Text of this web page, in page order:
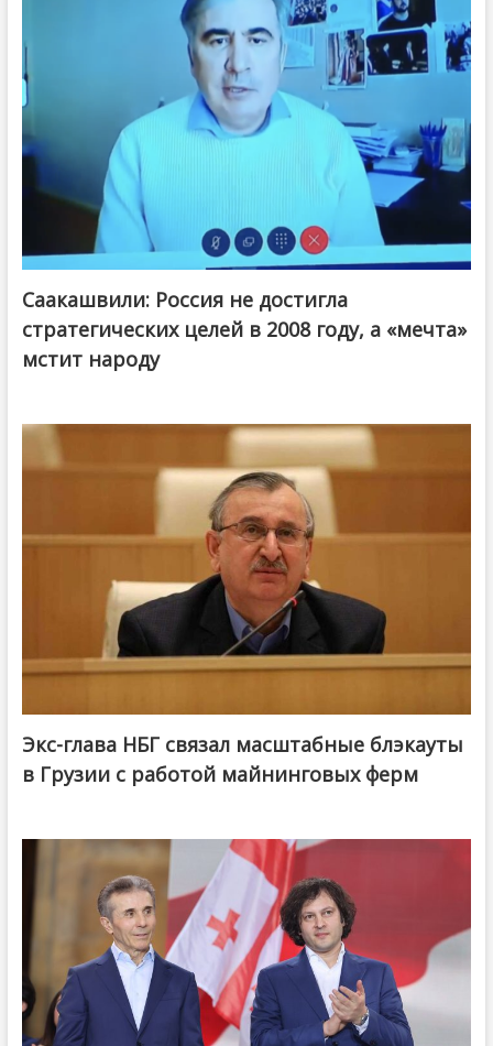
Саакашвили: Россия не достигла
стратегических целей в 2008 году, а «мечта»
мстит народу
Экс-глава НБГ связал масштабные блэкауты
в Грузии с работой майнинговых ферм